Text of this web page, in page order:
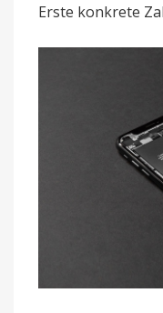
wird
Erste konkrete